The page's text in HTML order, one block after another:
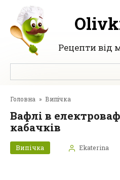
Перейти
вмісту
Рецепти від
Головна » Випічка
Вафлі в електровафельниці з
кабачків
Випічка Ekaterina